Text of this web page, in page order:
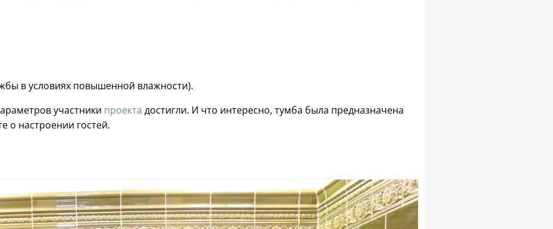
в условиях повышенной влажности).
участники проекта достигли. И что интересно, тумба была предназначена
о настроении гостей.